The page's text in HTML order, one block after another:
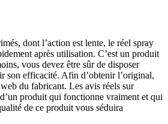
dont l’action est lente, le réel spray
après utilisation. C’est un produit
vous devez être sûr de disposer
son efficacité. Afin d’obtenir l’original,
du fabricant. Les avis réels sur
produit qui fonctionne vraiment et qui
de ce produit vous séduira